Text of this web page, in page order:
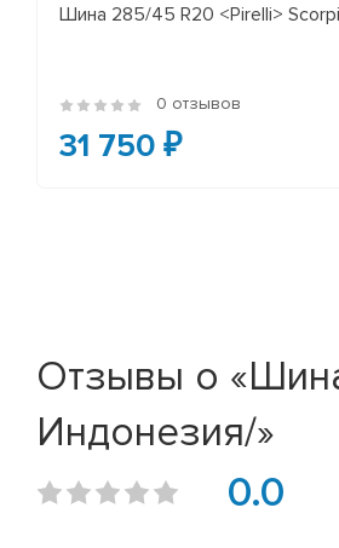
Шина 285/45 R20 <Pirelli>
0 отзывов
31 750 ₽
Отзывы о «Шина
Индонезия/»
0.0